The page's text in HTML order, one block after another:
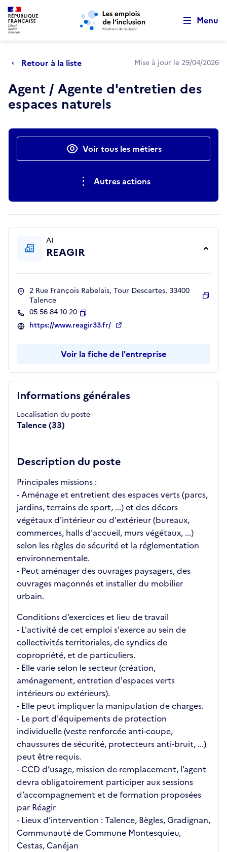
Aller au menu principal Aller au contenu principal
Menu
Retour à la liste Mise à jour le 29/04/2026
Agent / Agente d'entretien des
espaces naturels
Actions rapidesVoir tous les métiers
Autres actions
Informations générales
Localisation du poste
Talence (33)
Description du poste
Principales missions :
- Aménage et entretient des espaces verts (parcs,
jardins, terrains de sport, ...) et des décors
végétaux d'intérieur ou d'extérieur (bureaux,
commerces, halls d'accueil, murs végétaux, ...)
selon les règles de sécurité et la réglementation
environnementale.
- Peut aménager des ouvrages paysagers, des
ouvrages maçonnés et installer du mobilier
urbain.
Conditions d’exercices et lieu de travail
- L'activité de cet emploi s'exerce au sein de
collectivités territoriales, de syndics de
copropriété, et de particuliers.
- Elle varie selon le secteur (création,
aménagement, entretien d'espaces verts
intérieurs ou extérieurs).
- Elle peut impliquer la manipulation de charges.
- Le port d'équipements de protection
individuelle (veste renforcée anti-coupe,
chaussures de sécurité, protecteurs anti-bruit, ...)
peut être requis.
- CCD d’usage, mission de remplacement, l’agent
devra obligatoirement participer aux sessions
d’accompagnement et de formation proposées
par Réagir
- Lieux d’intervention : Talence, Bègles, Gradignan,
Communauté de Commune Montesquieu,
Cestas, Canéjan
AI
REAGIR
2 Rue François Rabelais, Tour Descartes, 33400
Talence
05 56 84 10 20
Copier
https://www.reagir33.fr/
Voir la fiche de l'entreprise
Retour au début de la page
Panneau de gestion des cookies